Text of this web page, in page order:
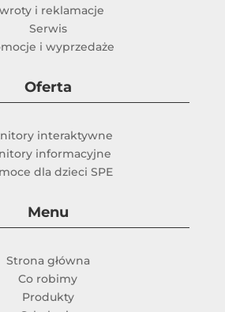
i reklamacje
Serwis
i wyprzedaże
Oferta
interaktywne
informacyjne
dla dzieci SPE
Menu
Strona główna
Co robimy
Produkty